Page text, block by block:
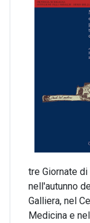
tre Giornate
nell'autunno
Galliera, nel
Medicina e